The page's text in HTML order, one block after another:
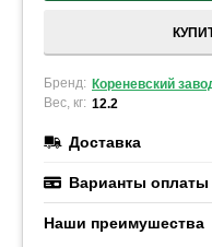
Бренд: Кореневский
Вес, кг: 12.2
Доставка
Варианты оплаты
Наши преимушества